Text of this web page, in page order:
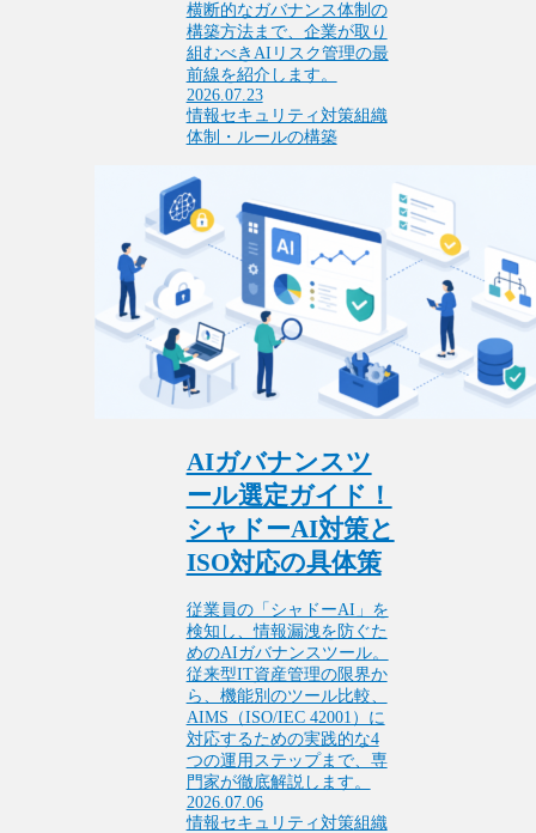
横断的なガバナンス体制の
構築方法まで、企業が取り
組むべきAIリスク管理の最
前線を紹介します。
2026.07.23
情報セキュリティ対策組織
体制・ルールの構築
AIガバナンスツ
ール選定ガイド！
シャドーAI対策と
ISO対応の具体策
従業員の「シャドーAI」を
検知し、情報漏洩を防ぐた
めのAIガバナンスツール。
従来型IT資産管理の限界か
ら、機能別のツール比較、
AIMS（ISO/IEC 42001）に
対応するための実践的な4
つの運用ステップまで、専
門家が徹底解説します。
2026.07.06
情報セキュリティ対策組織